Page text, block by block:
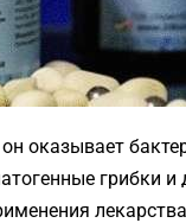
оказывает
грибки